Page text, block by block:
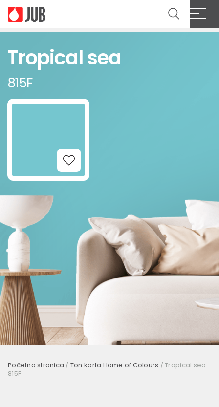
Tropical sea
815F
Add to Wishlist
Početna stranica / Ton karta Home of Colours /Tropical sea
815F